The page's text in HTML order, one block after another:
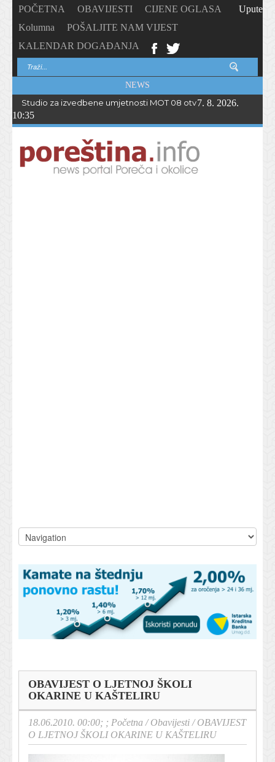
POČETNA OBAVIJESTI
CIJENE OGLASA
Kolumna
POŠALJITE NAM VIJEST
KALENDAR DOGAĐANJA
Upute
NEWS
Studio za izvedbene umjetnosti MOT 08 otvorio upise u novu
7. 8. 2026.
10:35
OBAVIJEST O LJETNOJ ŠKOLI
OKARINE U KAŠTELIRU
18.06.2010. 00:00; ; Početna /Obavijesti /OBAVIJEST
O LJETNOJ ŠKOLI OKARINE U KAŠTELIRU